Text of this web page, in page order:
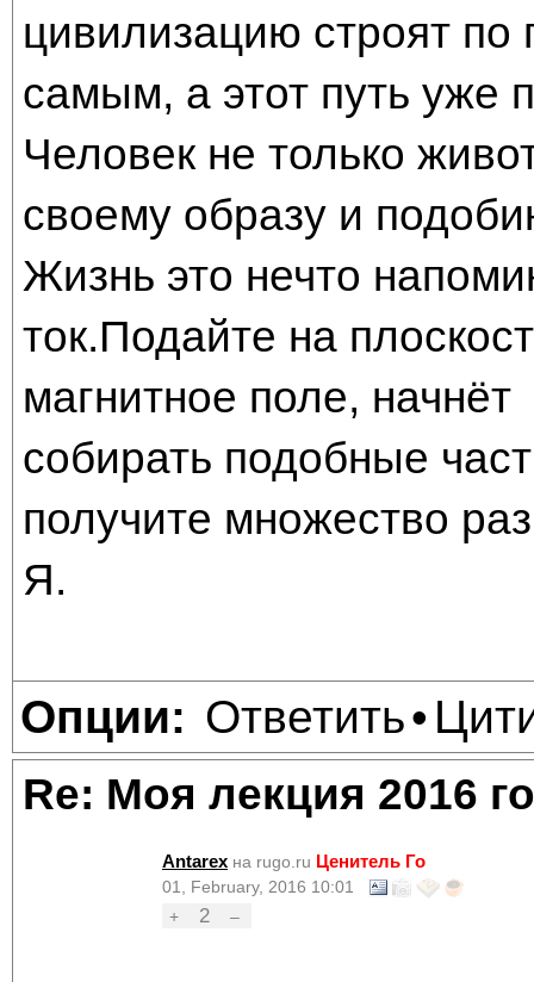
цивилизацию строят
самым, а этот путь
Человек не только
своему образу и
Жизнь это нечто
ток.Подайте на
магнитное поле, начнёт
собирать подобные
получите множество
Я.
Опции: Ответить•
Re: Моя лекция 2016
Antarex на rugo.ru Ценитель Го
01, February, 2016 10:01
+
2 –